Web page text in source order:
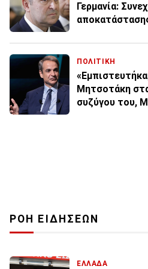
Γερμανία:
ΠΟΛΙΤΙΚΗ
Μητσοτάκη
συζύγου του,
ΡΟΗ ΕΙΔΗΣΕΩΝ
ΕΛΛΑΔΑ